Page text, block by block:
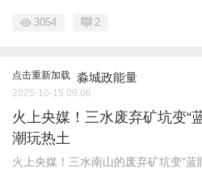
3054 2
点击重新加载 淼城政能量
2025-10-15 09:06
火上央媒！三水废弃矿坑变“
潮玩热土
火上央媒！三水南山的废弃矿坑变“